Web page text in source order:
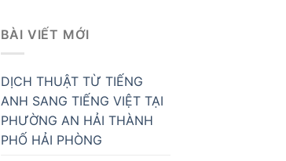
BÀI VIẾT MỚI
DỊCH THUẬT TỪ TIẾNG
ANH SANG TIẾNG VIỆT TẠI
PHƯỜNG AN HẢI THÀNH
PHỐ HẢI PHÒNG